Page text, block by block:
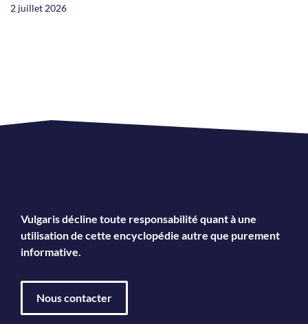
2 juillet 2026
Vulgaris décline toute responsabilité quant à une
utilisation de cette encyclopédie autre que purement
informative.
Nous contacter